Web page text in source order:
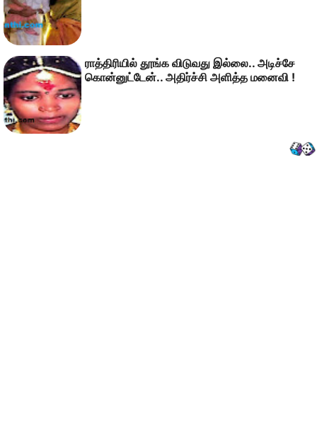
ராத்திரியில் தூங்க விடுவது இல்லை.. அடிச்சே
கொன்னுட்டேன்.. அதிர்ச்சி அளித்த மனைவி !